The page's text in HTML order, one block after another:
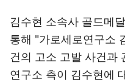
김수현 소속사 골드메
통해 "가로세로연구소
건의 고소 고발 사건과
연구소 측이 김수현에